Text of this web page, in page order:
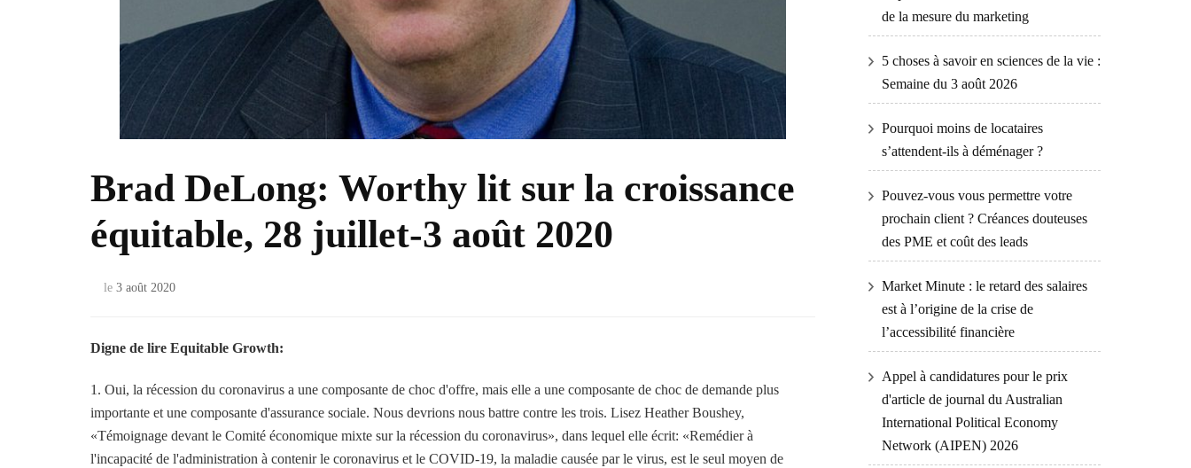
Brad DeLong: Worthy lit sur la croissance
équitable, 28 juillet-3 août 2020
le 3 août 2020
Digne de lire Equitable Growth:
1. Oui, la récession du coronavirus a une composante de choc d'offre, mais elle a une composante de choc de demande plus
importante et une composante d'assurance sociale. Nous devrions nous battre contre les trois. Lisez Heather Boushey,
«Témoignage devant le Comité économique mixte sur la récession du coronavirus», dans lequel elle écrit: «Remédier à
l'incapacité de l'administration à contenir le coronavirus et le COVID-19, la maladie causée par le virus, est le seul moyen de
de la mesure du marketing
5 choses à savoir en sciences de la vie :
Semaine du 3 août 2026
Pourquoi moins de locataires
s’attendent-ils à déménager ?
Pouvez-vous vous permettre votre
prochain client ? Créances douteuses
des PME et coût des leads
Market Minute : le retard des salaires
est à l’origine de la crise de
l’accessibilité financière
Appel à candidatures pour le prix
d'article de journal du Australian
International Political Economy
Network (AIPEN) 2026